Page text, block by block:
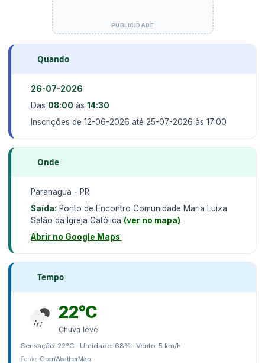
Quando
26-07-2026
Das 08:00 às 14:30
Inscrições de 12-06-2026 até 25-07-2026 às 17:00
Onde
Paranagua - PR
Saída: Ponto de Encontro Comunidade Maria Luiza
Salão da Igreja Católica (ver no mapa)
Abrir no Google Maps
Tempo
22°C
Chuva leve
Sensação: 22°C · Umidade: 68% · Vento: 5 km/h
Fonte: OpenWeatherMap